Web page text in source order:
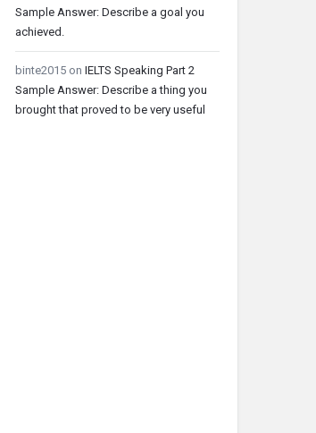
Sample Answer: Describe a goal you
achieved.
binte2015 on IELTS Speaking Part 2
Sample Answer: Describe a thing you
brought that proved to be very useful